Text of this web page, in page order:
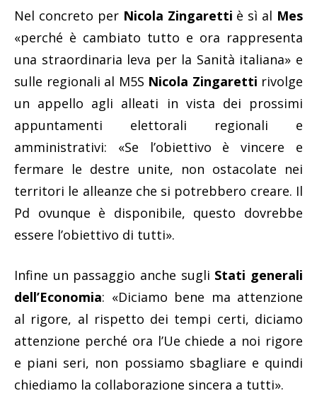
Nel concreto per Nicola Zingaretti è sì al Mes
«perché è cambiato tutto e ora rappresenta
una straordinaria leva per la Sanità italiana» e
sulle regionali al M5S Nicola Zingaretti rivolge
un appello agli alleati in vista dei prossimi
appuntamenti elettorali regionali e
amministrativi: «Se l’obiettivo è vincere e
fermare le destre unite, non ostacolate nei
territori le alleanze che si potrebbero creare. Il
Pd ovunque è disponibile, questo dovrebbe
essere l’obiettivo di tutti».
Infine un passaggio anche sugli Stati generali
dell’Economia: «Diciamo bene ma attenzione
al rigore, al rispetto dei tempi certi, diciamo
attenzione perché ora l’Ue chiede a noi rigore
e piani seri, non possiamo sbagliare e quindi
chiediamo la collaborazione sincera a tutti».